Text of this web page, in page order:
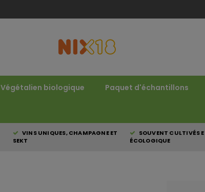
Végétalien biologique Paquet d'échantillons
VINS UNIQUES, CHAMPAGNE ET
SEKT
SOUVENT CULTIVÉS
ÉCOLOGIQUE